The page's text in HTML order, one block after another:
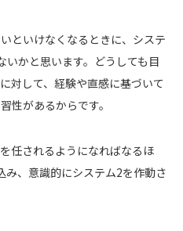
といけなくなるときに、システ
いかと思います。どうしても目
対して、経験や直感に基づいて
性があるからです。
任されるようになればなるほ
み、意識的にシステム2を作動さ